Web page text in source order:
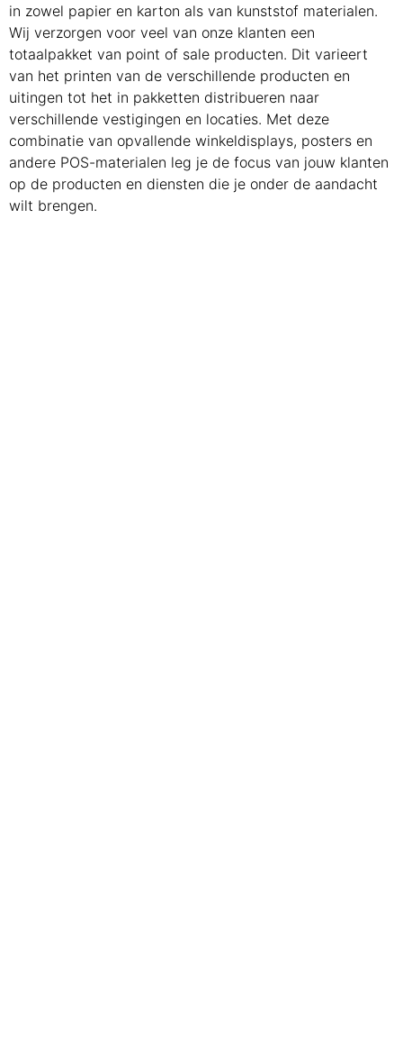
in zowel papier en karton als van kunststof materialen.
Wij verzorgen voor veel van onze klanten een
totaalpakket van point of sale producten. Dit varieert
van het printen van de verschillende producten en
uitingen tot het in pakketten distribueren naar
verschillende vestigingen en locaties. Met deze
combinatie van opvallende winkeldisplays, posters en
andere POS-materialen leg je de focus van jouw klanten
op de producten en diensten die je onder de aandacht
wilt brengen.